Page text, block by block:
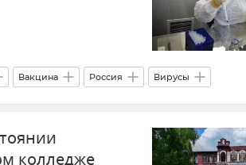
Вакцина Россия Вирусы
колледже